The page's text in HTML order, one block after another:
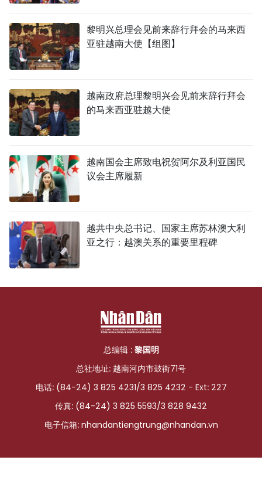
黎明兴总理会见前来辞行拜会的马来西
亚驻越南大使【组图】
越南政府总理黎明兴会见前来辞行拜会
的马来西亚驻越大使
越南国会主席致电祝贺阿尔及利亚国民
议会主席履新
越共中央总书记、国家主席苏林澳大利
亚之行：越澳关系的重要里程碑
总编辑 : 黎国明
总社地址: 越南河内市鼓街71号
电话: (84-24) 3 825 4231/3 825 4232 - Ext: 227
传真: (84-24) 3 825 5593/3 828 9432
电子信箱: nhandantiengtrung@nhandan.vn